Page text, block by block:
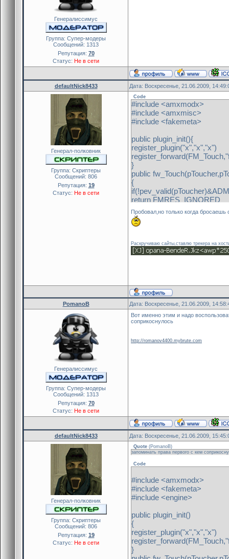
Генералиссимус
Группа: Cупер-модеры
Сообщений: 1313
Репутация: 70
Статус: Не в сети
defaultNick8433 Дата: Воскресенье, 21.06.2009,
Генерал-полковник
Группа: Скриптеры
Сообщений: 806
Репутация: 19
Статус: Не в сети
Code
#include <amxmodx>
#include <amxmisc>
#include <fakemeta>
public plugin_init(){
register_plugin("x","x","x")
}
public
{
return FMRES_IGNORED
return FMRES_IGNORED
new ClassName[32]
user_kill(pTouched,1)
Пробовал,но только когда бросаешь
Раскручиваю сайты,ставлю трекера на
PomanoB Дата: Воскресенье, 21.06.2009,
Генералиссимус
Группа: Cупер-модеры
Сообщений: 1313
Репутация: 70
Статус: Не в сети
Вот именно этим и надо
соприкоснулось
http://romanov4400.mybrute.com
defaultNick8433 Дата: Воскресенье, 21.06.2009,
Генерал-полковник
Группа: Скриптеры
Сообщений: 806
Репутация: 19
Статус: Не в сети
Quote (PomanoB)
запоминать права первого с кем
Code
#include <amxmodx>
#include <fakemeta>
#include <engine>
public plugin_init()
{
register_plugin("x","x","x")
}